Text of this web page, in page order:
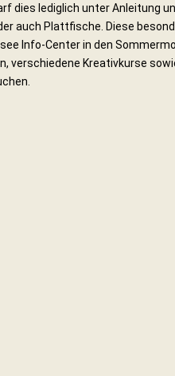
dies lediglich unter Anleitung
auch Plattfische. Diese
Info-Center in den
Kreativkurse